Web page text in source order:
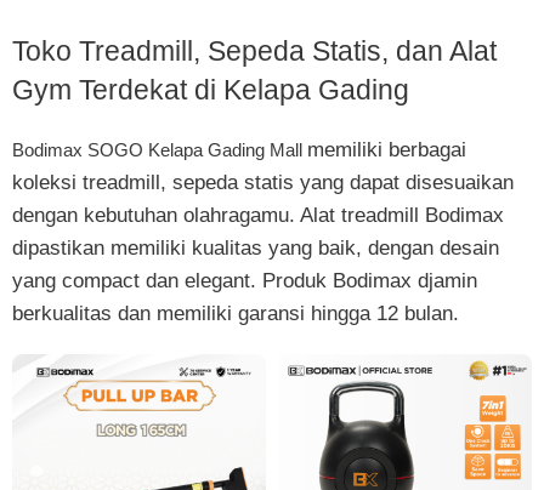
Toko Treadmill, Sepeda Statis, dan Alat
Gym Terdekat di Kelapa Gading
Bodimax SOGO Kelapa Gading Mall memiliki berbagai
koleksi treadmill, sepeda statis yang dapat disesuaikan
dengan kebutuhan olahragamu. Alat treadmill Bodimax
dipastikan memiliki kualitas yang baik, dengan desain
yang compact dan elegant. Produk Bodimax djamin
berkualitas dan memiliki garansi hingga 12 bulan.